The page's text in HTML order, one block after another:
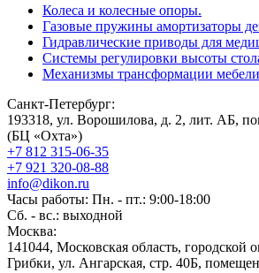
Колеса и колесные опоры.
Газовые пружины амортизаторы
Гидравлические приводы для
Системы регулировки высоты
Механизмы трансформации
Санкт-Петербург:
193318, ул. Ворошилова, д. 2, лит. АБ,
(БЦ «Охта»)
+7 812 315-06-35
+7 921 320-08-88
info@dikon.ru
Часы работы: Пн. - пт.: 9:00-18:00
Сб. - вс.: выходной
Москва:
141044, Московская область,
Грибки, ул. Ангарская, стр. 40Б,